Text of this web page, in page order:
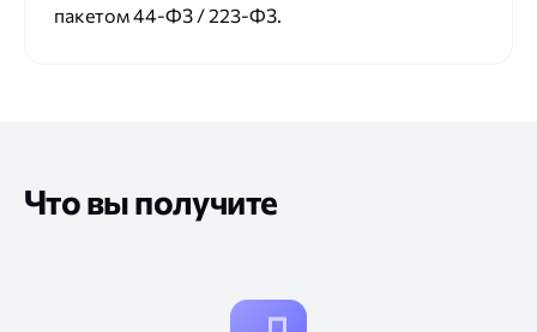
пакетом 44-ФЗ / 223-ФЗ.
Что вы получите